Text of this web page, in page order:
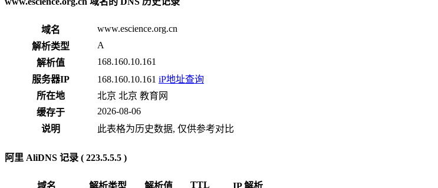
域名
www.escience.org.cn
解析类型
A
解析值
168.160.10.161
服务器IP
168.160.10.161 iP地址查询
所在地
北京 北京 教育网
缓存于
2026-08-06
说明
此表格为历史数据, 仅供参考对比
阿里 AliDNS 记录 ( 223.5.5.5 )
域名 解析类型 解析值 TTL
IP 解析